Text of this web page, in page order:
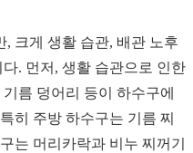
크게 생활 습관, 배관 노후
. 먼저, 생활 습관으로 인한
름 덩어리 등이 하수구에
히 주방 하수구는 기름 찌
는 머리카락과 비누 찌꺼기